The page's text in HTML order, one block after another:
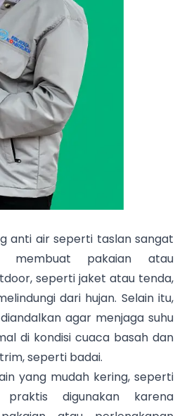
anti air seperti taslan sangat
membuat pakaian atau
seperti jaket atau tenda,
dari hujan. Selain itu,
agar menjaga suhu
di kondisi cuaca basah dan
seperti badai.
yang mudah kering, seperti
digunakan karena